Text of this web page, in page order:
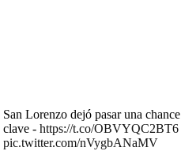
San Lorenzo dejó pasar una chance
clave - https://t.co/OBVYQC2BT6
pic.twitter.com/nVygbANaMV